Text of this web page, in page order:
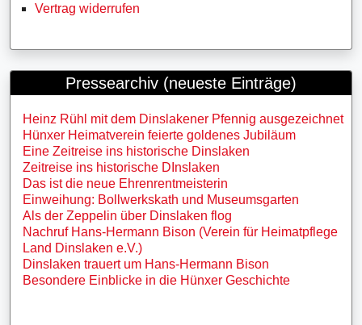
Vertrag widerrufen
Pressearchiv (neueste Einträge)
Heinz Rühl mit dem Dinslakener Pfennig ausgezeichnet
Hünxer Heimatverein feierte goldenes Jubiläum
Eine Zeitreise ins historische Dinslaken
Zeitreise ins historische DInslaken
Das ist die neue Ehrenrentmeisterin
Einweihung: Bollwerkskath und Museumsgarten
Als der Zeppelin über Dinslaken flog
Nachruf Hans-Hermann Bison (Verein für Heimatpflege
Land Dinslaken e.V.)
Dinslaken trauert um Hans-Hermann Bison
Besondere Einblicke in die Hünxer Geschichte